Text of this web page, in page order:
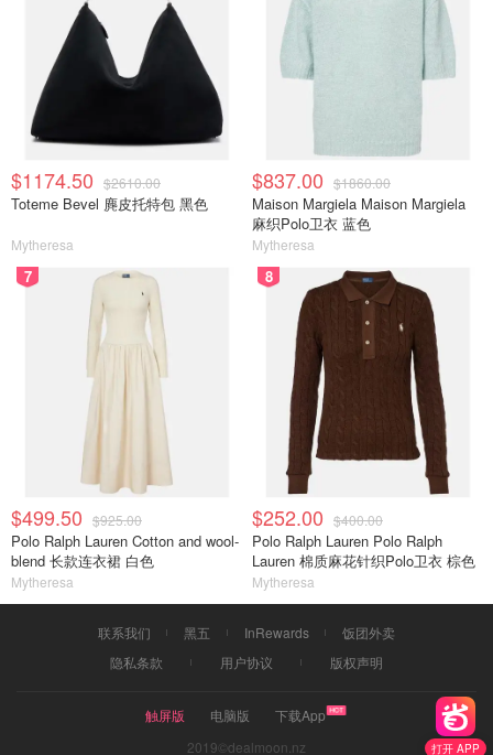
打开 APP
$1174.50 $2610.00
Toteme Bevel 麂皮托特包 黑色
Mytheresa
$837.00 $1860.00
Maison Margiela Maison Margiela
麻织Polo卫衣 蓝色
Mytheresa
7
$499.50 $925.00
Polo Ralph Lauren Cotton and wool-
blend 长款连衣裙 白色
Mytheresa
8
$252.00 $400.00
Polo Ralph Lauren Polo Ralph
Lauren 棉质麻花针织Polo卫衣 棕色
Mytheresa
联系我们 黑五 InRewards
饭团外卖
隐私条款
用户协议 版权声明
触屏版 电脑版
下载App
2019©dealmoon.nz